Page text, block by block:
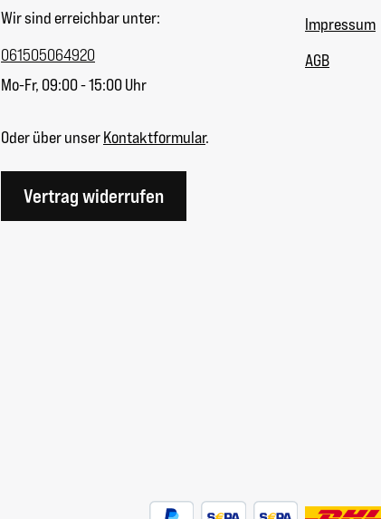
Wir sind erreichbar unter:
061505064920
Mo-Fr, 09:00 - 15:00 Uhr
Oder über unserKontaktformular.
Vertrag widerrufen
Impressum
AGB